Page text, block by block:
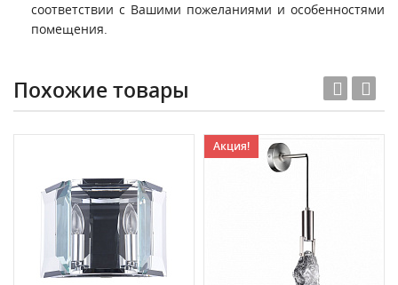
соответствии с Вашими пожеланиями и особенностями
помещения.
Похожие товары
Акция!